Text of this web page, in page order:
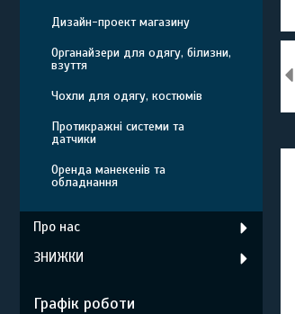
Дизайн-проект магазину
Органайзери для одягу, білизни,
взуття
Чохли для одягу, костюмів
Протикражні системи та
датчики
Оренда манекенів та
обладнання
Про нас
ЗНИЖКИ
Графік роботи